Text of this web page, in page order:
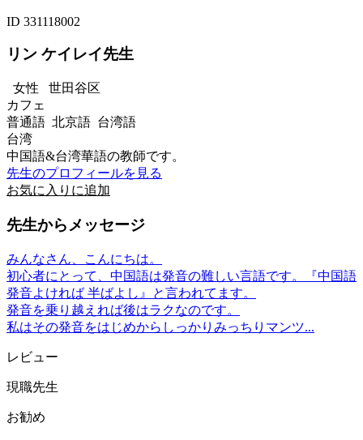
ID 331118002
リン ケイレイ先生
女性 世田谷区
カフェ
普通語 北京語 台湾語
台湾
中国語&台湾華語の教師です。
先生のプロフィールを見る
お気に入りに追加
先生からメッセージ
みんなさん、こんにちは。
初心者にとって、中国語は発音の難しい言語です。『中国語
発音よければ 半ばよし』と言われてます。
発音を乗り越えれば後はラクなのです。
私はその発音をはじめからしっかりみっちりマンツ...
レビュー
現職先生
お勧め